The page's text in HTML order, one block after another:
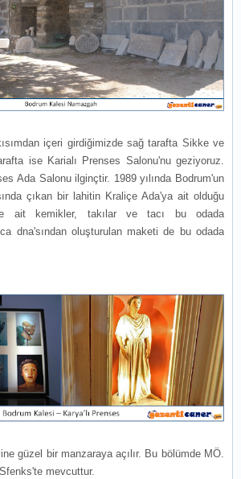
içeri girdiğimizde sağ tarafta Sikke ve
ise Karialı Prenses Salonu'nu geziyoruz.
Ada Salonu ilginçtir. 1989 yılında Bodrum'un
çıkan bir lahitin Kraliçe Ada'ya ait olduğu
ait kemikler, takılar ve tacı bu odada
dna'sından oluşturulan maketi de bu odada
güzel bir manzaraya açılır. Bu bölümde MÖ.
mevcuttur.